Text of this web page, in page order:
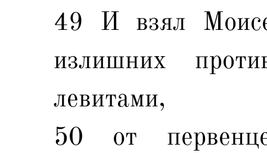
49 И взял
излишних
левитами,
50 от